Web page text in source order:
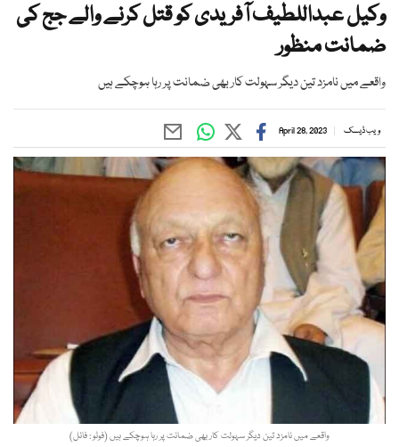
وکیل عبداللطیف آفریدی کو قتل کرنے والے جج کی
ضمانت منظور
واقعے میں نامزد تین دیگر سہولت کار بھی ضمانت پر رہا ہوچکے ہیں
ویب ڈیسک April 28, 2023
واقعے میں نامزد تین دیگر سہولت کار بھی ضمانت پر رہا ہوچکے ہیں (فوٹو : فائل)